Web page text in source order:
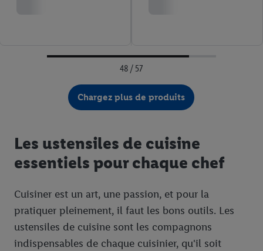
48 / 57
Chargez plus de produits
Les ustensiles de cuisine
essentiels pour chaque chef
Cuisiner est un art, une passion, et pour la
pratiquer pleinement, il faut les bons outils. Les
ustensiles de cuisine sont les compagnons
indispensables de chaque cuisinier, qu'il soit